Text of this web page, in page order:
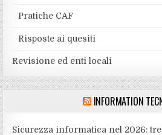
Pratiche CAF
Risposte ai quesiti
Revisione ed enti locali
INFORMATION
Sicurezza informatica nel 2026: